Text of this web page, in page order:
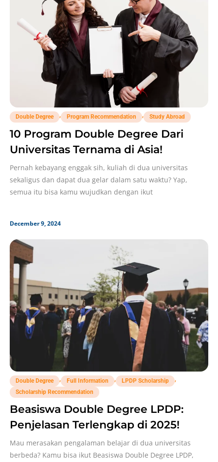
Double Degree , Program Recommendation , Study Abroad
10 Program Double Degree Dari
Universitas Ternama di Asia!
Pernah kebayang enggak sih, kuliah di dua universitas
sekaligus dan dapat dua gelar dalam satu waktu? Yap,
semua itu bisa kamu wujudkan dengan ikut
December 9, 2024
Double Degree , Full Information , LPDP Scholarship
,
Scholarship Recommendation
Beasiswa Double Degree LPDP:
Penjelasan Terlengkap di 2025!
Mau merasakan pengalaman belajar di dua universitas
berbeda? Kamu bisa ikut Beasiswa Double Degree LPDP,